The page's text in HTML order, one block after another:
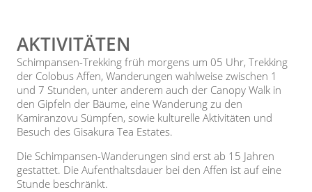
AKTIVITÄTEN
Schimpansen-Trekking früh morgens um 05 Uhr, Trekking
der Colobus Affen, Wanderungen wahlweise zwischen 1
und 7 Stunden, unter anderem auch der Canopy Walk in
den Gipfeln der Bäume, eine Wanderung zu den
Kamiranzovu Sümpfen, sowie kulturelle Aktivitäten und
Besuch des Gisakura Tea Estates.
Die Schimpansen-Wanderungen sind erst ab 15 Jahren
gestattet. Die Aufenthaltsdauer bei den Affen ist auf eine
Stunde beschränkt.